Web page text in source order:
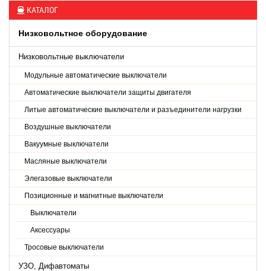
КАТАЛОГ
Низковольтное оборудование
Низковольтные выключатели
Модульные автоматические выключатели
Автоматические выключатели защиты двигателя
Литые автоматические выключатели и разъединители нагрузки
Воздушные выключатели
Вакуумные выключатели
Масляные выключатели
Элегазовые выключатели
Позиционные и магнитные выключатели
Выключатели
Аксессуары
Тросовые выключатели
УЗО, Дифавтоматы